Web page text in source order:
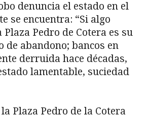
denuncia el estado en el
se encuentra: “Si algo
Pedro de Cotera es su
de abandono; bancos en
derruida hace décadas,
lamentable, suciedad
Plaza Pedro de la Cotera